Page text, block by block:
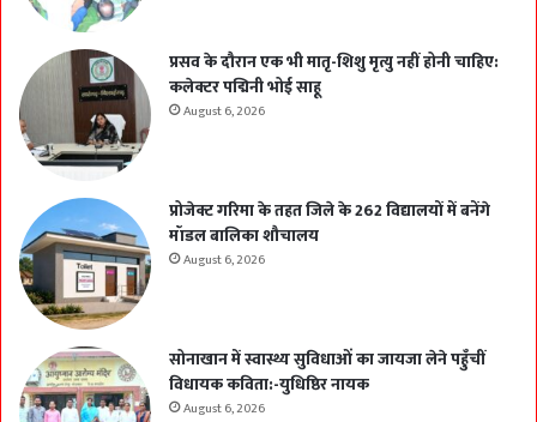
प्रसव के दौरान एक भी मातृ-शिशु मृत्यु नहीं होनी चाहिए:
कलेक्टर पद्मिनी भोई साहू
August 6, 2026
प्रोजेक्ट गरिमा के तहत जिले के 262 विद्यालयों में बनेंगे
मॉडल बालिका शौचालय
August 6, 2026
सोनाखान में स्वास्थ्य सुविधाओं का जायजा लेने पहुँचीं
विधायक कविता:-युधिष्ठिर नायक
August 6, 2026